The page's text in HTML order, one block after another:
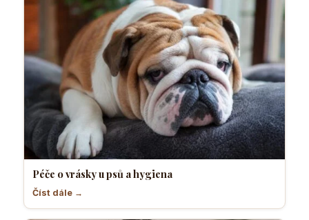
Péče o vrásky u psů a hygiena
Číst dále →